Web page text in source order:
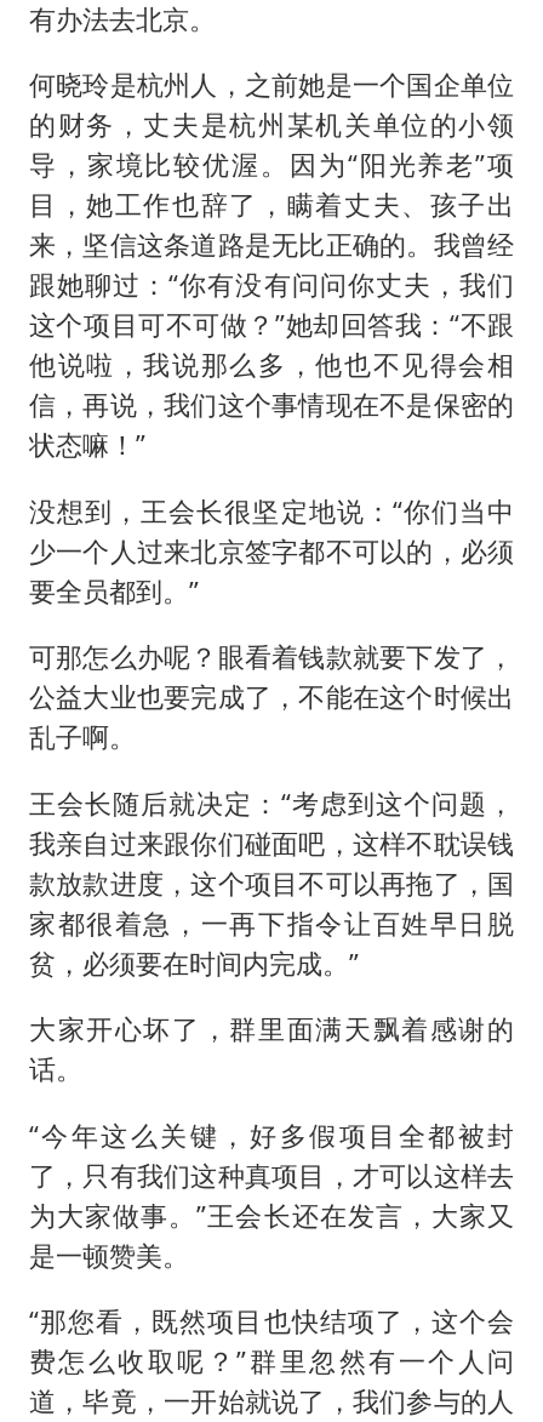
有办法去北京。
何晓玲是杭州人，之前她是一个国企单位
的财务，丈夫是杭州某机关单位的小领
导，家境比较优渥。因为“阳光养老”项
目，她工作也辞了，瞒着丈夫、孩子出
来，坚信这条道路是无比正确的。我曾经
跟她聊过：“你有没有问问你丈夫，我们
这个项目可不可做？”她却回答我：“不跟
他说啦，我说那么多，他也不见得会相
信，再说，我们这个事情现在不是保密的
状态嘛！”
没想到，王会长很坚定地说：“你们当中
少一个人过来北京签字都不可以的，必须
要全员都到。”
可那怎么办呢？眼看着钱款就要下发了，
公益大业也要完成了，不能在这个时候出
乱子啊。
王会长随后就决定：“考虑到这个问题，
我亲自过来跟你们碰面吧，这样不耽误钱
款放款进度，这个项目不可以再拖了，国
家都很着急，一再下指令让百姓早日脱
贫，必须要在时间内完成。”
大家开心坏了，群里面满天飘着感谢的
话。
“今年这么关键，好多假项目全都被封
了，只有我们这种真项目，才可以这样去
为大家做事。”王会长还在发言，大家又
是一顿赞美。
“那您看，既然项目也快结项了，这个会
费怎么收取呢？”群里忽然有一个人问
道，毕竟，一开始就说了，我们参与的人